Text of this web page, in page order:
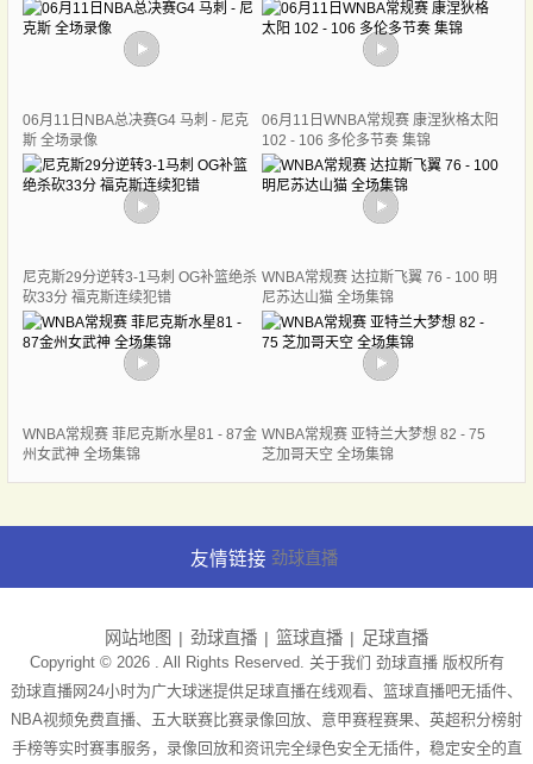
06月11日NBA总决赛G4 马刺 - 尼克
斯 全场录像
06月11日WNBA常规赛 康涅狄格太阳
102 - 106 多伦多节奏 集锦
尼克斯29分逆转3-1马刺 OG补篮绝杀
砍33分 福克斯连续犯错
WNBA常规赛 达拉斯飞翼 76 - 100 明
尼苏达山猫 全场集锦
WNBA常规赛 菲尼克斯水星81 - 87金
州女武神 全场集锦
WNBA常规赛 亚特兰大梦想 82 - 75
芝加哥天空 全场集锦
友情链接 劲球直播
网站地图 劲球直播 篮球直播 足球直播
Copyright © 2026 . All Rights Reserved. 关于我们 劲球直播版权所有
劲球直播网24小时为广大球迷提供足球直播在线观看、篮球直播吧无插件、
NBA视频免费直播、五大联赛比赛录像回放、意甲赛程赛果、英超积分榜射
手榜等实时赛事服务，录像回放和资讯完全绿色安全无插件，稳定安全的直